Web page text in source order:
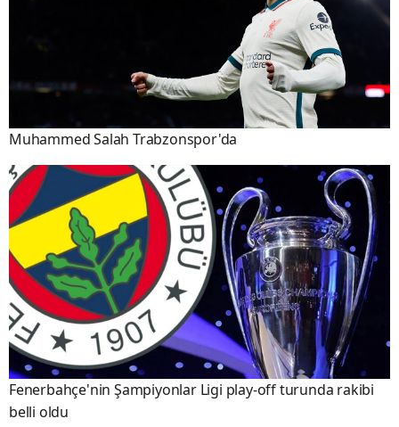
Muhammed Salah Trabzonspor'da
Fenerbahçe'nin Şampiyonlar Ligi play-off turunda rakibi
belli oldu